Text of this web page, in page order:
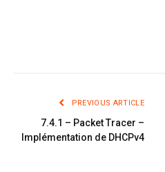
PREVIOUS ARTICLE
7.4.1 – Packet Tracer –
Implémentation de DHCPv4